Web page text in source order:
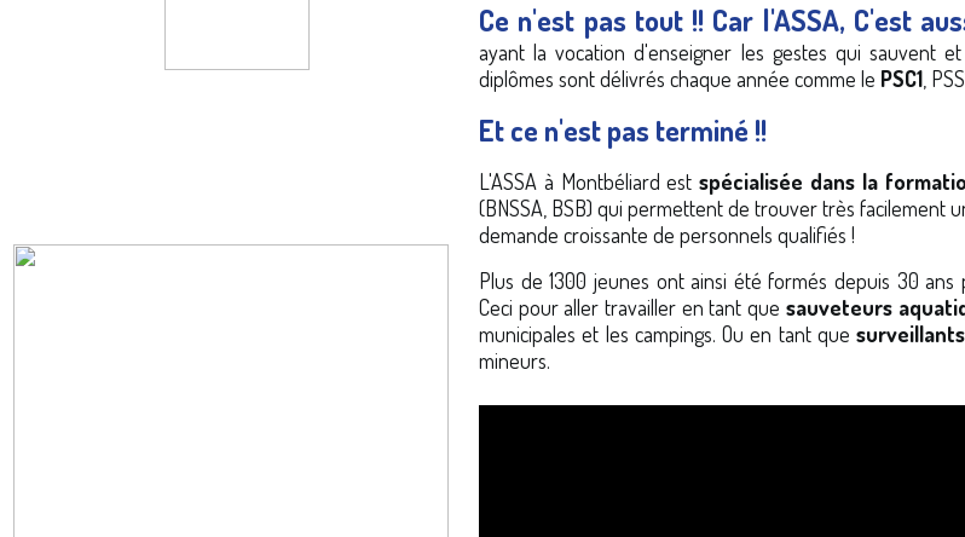
Ce n'est pas tout !! Car l'ASSA, C'est
ayant la vocation d'enseigner les gestes qui sauvent
diplômes sont délivrés chaque année comme le PSC1 ,
Et ce n'est pas terminé !!
L'ASSA à Montbéliard estspécialisée dans la
(BNSSA, BSB) qui permettent de trouver très facilement
demande croissante de personnels qualifiés !
Plus de 1300 jeunes ont ainsi été formés depuis 30
Ceci pour aller travailler en tant que sauveteurs
municipales et les campings. Ou en tant que
mineurs.